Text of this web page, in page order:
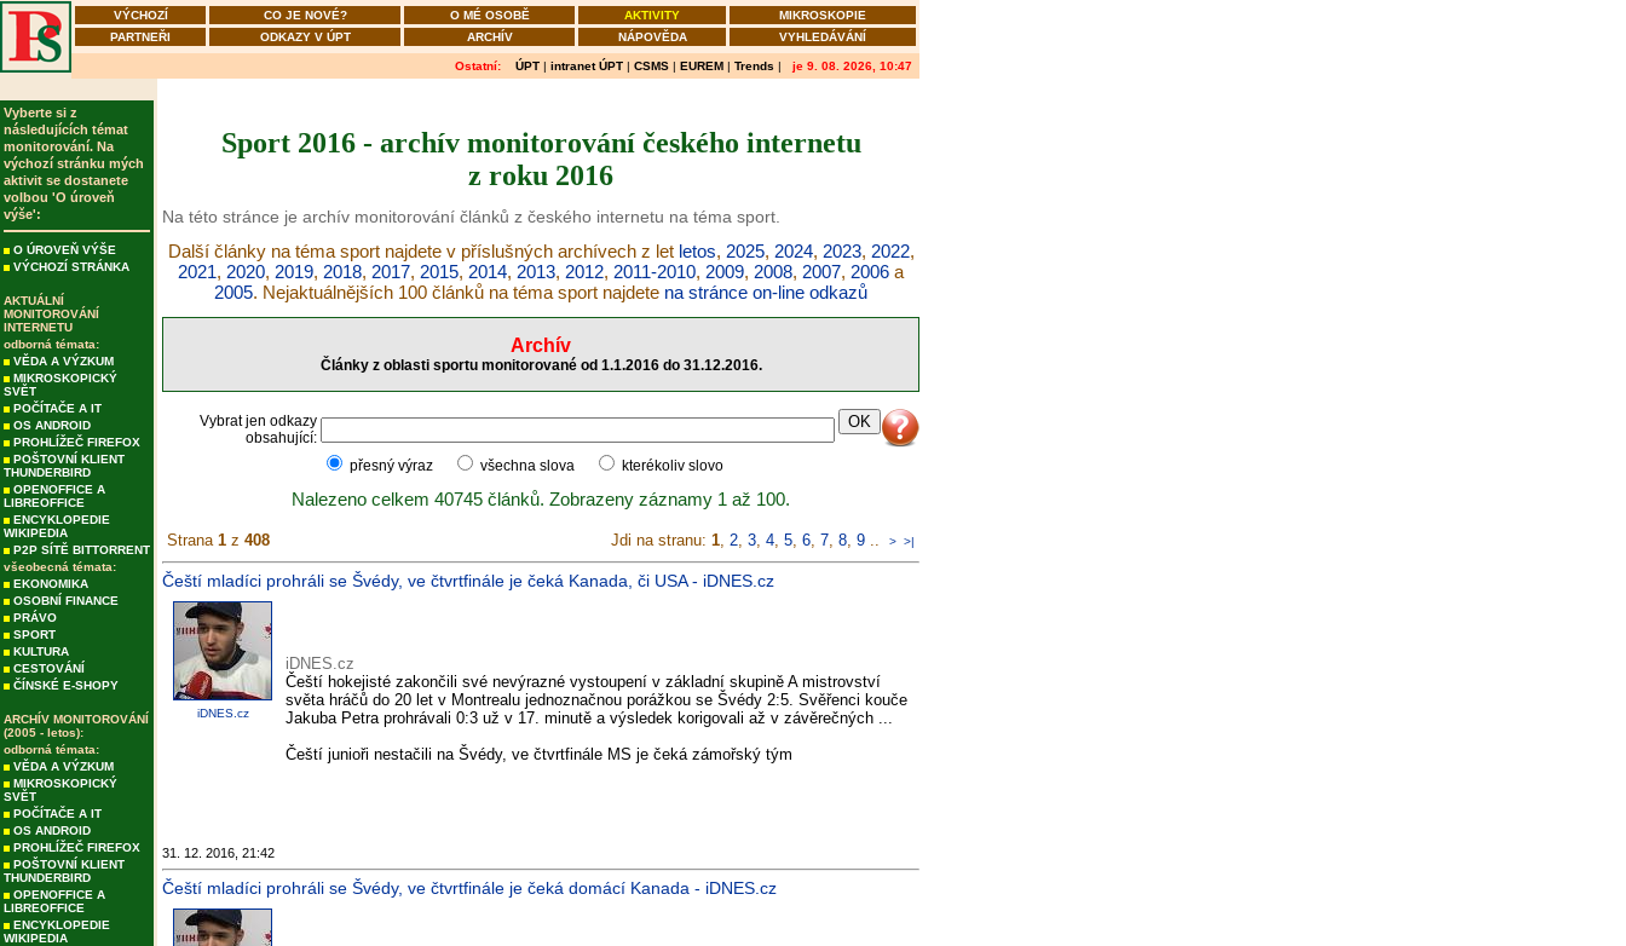
VÝCHOZÍ CO JE NOVÉ? O MÉ OSOBĚ AKTIVITY
MIKROSKOPIE
PARTNEŘI
ODKAZY V ÚPT ARCHÍV NÁPOVĚDA VYHLEDÁVÁNÍ
Ostatní: ÚPT | intranet ÚPT | CSMS | EUREM | Trends | je 9. 08. 2026, 10:47
Vyberte si z
následujících témat
monitorování. Na
výchozí stránku mých
aktivit se dostanete
volbou 'O úroveň
výše':
O ÚROVEŇ VÝŠE
VÝCHOZÍ STRÁNKA
AKTUÁLNÍ
MONITOROVÁNÍ
INTERNETU
odborná témata:
VĚDA A VÝZKUM
MIKROSKOPICKÝ
SVĚT
POČÍTAČE A IT
OS ANDROID
PROHLÍŽEČ FIREFOX
POŠTOVNÍ KLIENT
THUNDERBIRD
OPENOFFICE A
LIBREOFFICE
ENCYKLOPEDIE
WIKIPEDIA
P2P SÍTĚ BITTORRENT
všeobecná témata:
EKONOMIKA
OSOBNÍ FINANCE
PRÁVO
SPORT
KULTURA
CESTOVÁNÍ
ČÍNSKÉ E-SHOPY
ARCHÍV MONITOROVÁNÍ
(2005 - letos):
odborná témata:
VĚDA A VÝZKUM
MIKROSKOPICKÝ
SVĚT
POČÍTAČE A IT
OS ANDROID
PROHLÍŽEČ FIREFOX
POŠTOVNÍ KLIENT
THUNDERBIRD
OPENOFFICE A
LIBREOFFICE
ENCYKLOPEDIE
WIKIPEDIA
Sport 2016 - archív monitorování českého internetu
z roku 2016
Na této stránce je archív monitorování článků z českého internetu na téma sport.
Další články na téma sport najdete v příslušných archívech z let letos, 2025, 2024, 2023, 2022,
2021, 2020, 2019, 2018, 2017, 2015, 2014, 2013, 2012, 2011-2010, 2009, 2008, 2007, 2006 a
2005. Nejaktuálnějších 100 článků na téma sport najdete na stránce on-line odkazů
Archív
Články z oblasti sportu monitorované od 1.1.2016 do 31.12.2016.
Vybrat jen odkazy
obsahující:
přesný výraz
všechna slova kterékoliv slovo
Nalezeno celkem 40745 článků. Zobrazeny záznamy 1 až 100.
Strana 1 z 408 Jdi na stranu: 1, 2, 3, 4, 5, 6, 7, 8, 9 .. > >|
Čeští mladíci prohráli se Švédy, ve čtvrtfinále je čeká Kanada, či USA - iDNES.cz
iDNES.cz
iDNES.cz
Čeští hokejisté zakončili své nevýrazné vystoupení v základní skupině A mistrovství
světa hráčů do 20 let v Montrealu jednoznačnou porážkou se Švédy 2:5. Svěřenci kouče
Jakuba Petra prohrávali 0:3 už v 17. minutě a výsledek korigovali až v závěrečných ...
Čeští junioři nestačili na Švédy, ve čtvrtfinále MS je čeká zámořský tým
31. 12. 2016, 21:42
Čeští mladíci prohráli se Švédy, ve čtvrtfinále je čeká domácí Kanada - iDNES.cz